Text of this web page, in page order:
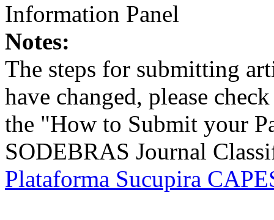
Information Panel
Notes:
The steps for submitting
have changed, please
the "How to Submit your
SODEBRAS Journal
Plataforma Sucupira